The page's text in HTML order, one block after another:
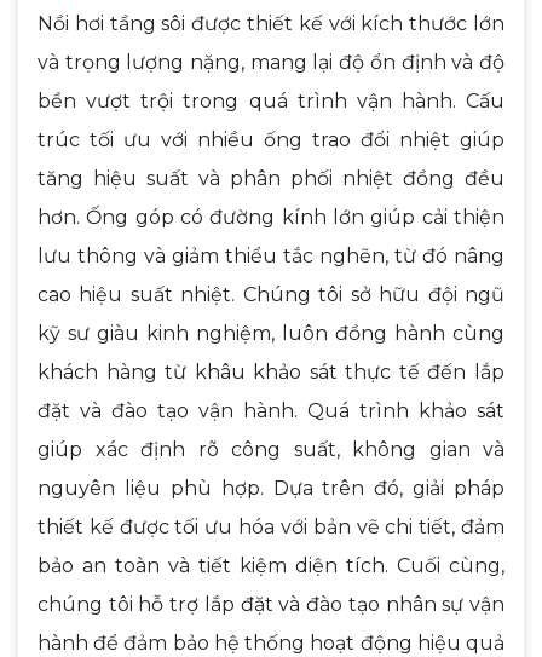
Nồi hơi tầng sôi được thiết kế với kích thước lớn
và trọng lượng nặng, mang lại độ ổn định và độ
bền vượt trội trong quá trình vận hành. Cấu
trúc tối ưu với nhiều ống trao đổi nhiệt giúp
tăng hiệu suất và phân phối nhiệt đồng đều
hơn. Ống góp có đường kính lớn giúp cải thiện
lưu thông và giảm thiểu tắc nghẽn, từ đó nâng
cao hiệu suất nhiệt. Chúng tôi sở hữu đội ngũ
kỹ sư giàu kinh nghiệm, luôn đồng hành cùng
khách hàng từ khâu khảo sát thực tế đến lắp
đặt và đào tạo vận hành. Quá trình khảo sát
giúp xác định rõ công suất, không gian và
nguyên liệu phù hợp. Dựa trên đó, giải pháp
thiết kế được tối ưu hóa với bản vẽ chi tiết, đảm
bảo an toàn và tiết kiệm diện tích. Cuối cùng,
chúng tôi hỗ trợ lắp đặt và đào tạo nhân sự vận
hành để đảm bảo hệ thống hoạt động hiệu quả